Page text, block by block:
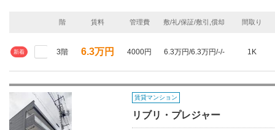
階 賃料 管理費 敷/礼/保証/敷引,償却 間取り
新着 3階 6.3万円 4000円 6.3万円/6.3万円/-/- 1K
賃貸マンション
リブリ・プレジャー